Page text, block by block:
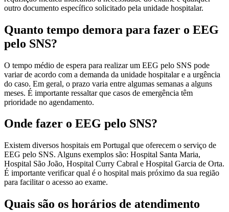
outro documento específico solicitado pela unidade hospitalar.
Quanto tempo demora para fazer o EEG
pelo SNS?
O tempo médio de espera para realizar um EEG pelo SNS pode
variar de acordo com a demanda da unidade hospitalar e a urgência
do caso. Em geral, o prazo varia entre algumas semanas a alguns
meses. É importante ressaltar que casos de emergência têm
prioridade no agendamento.
Onde fazer o EEG pelo SNS?
Existem diversos hospitais em Portugal que oferecem o serviço de
EEG pelo SNS. Alguns exemplos são: Hospital Santa Maria,
Hospital São João, Hospital Curry Cabral e Hospital Garcia de Orta.
É importante verificar qual é o hospital mais próximo da sua região
para facilitar o acesso ao exame.
Quais são os horários de atendimento